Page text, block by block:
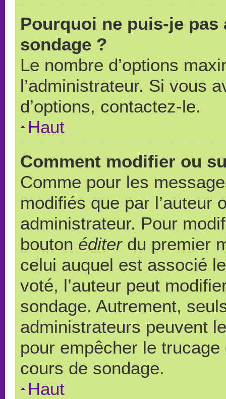
Pourquoi ne puis-je
sondage ?
Le nombre d’options
l’administrateur. Si vous
d’options, contactez-le.
Haut
Comment modifier ou
Comme pour les
modifiés que par l’auteur
administrateur. Pour
bouton éditerdu premier
celui auquel est associé
voté, l’auteur peut
sondage. Autrement,
administrateurs peuvent
pour empêcher le
cours de sondage.
Haut